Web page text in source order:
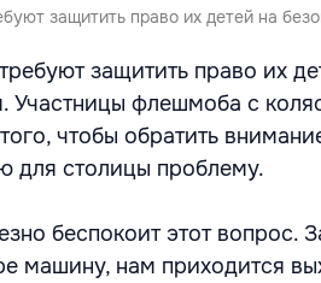
защитить право их детей на
защитить право их
Участницы флешмоба с
чтобы обратить
для столицы проблему.
беспокоит этот вопрос.
машину, нам приходится